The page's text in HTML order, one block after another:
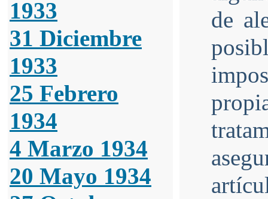
1933
31 Diciembre
1933
25 Febrero
1934
4 Marzo 1934
20 Mayo 1934
de